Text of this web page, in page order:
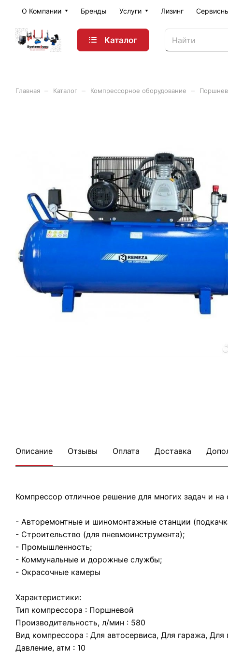
О Компании Бренды Услуги Лизинг
Каталог
Главная Каталог Компрессорное оборудование
Описание Отзывы Оплата Доставка
Компрессор отличное решение для многих задач и на
- Авторемонтные и шиномонтажные станции
- Строительство (для пневмоинструмента);
- Промышленность;
- Коммунальные и дорожные службы;
- Окрасочные камеры
Характеристики:
Тип компрессора : Поршневой
Производительность, л/мин : 580
Вид компрессора : Для автосервиса, Для гаража,
Давление, атм : 10